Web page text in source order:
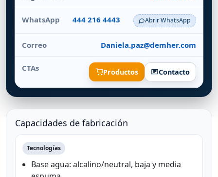
444 216 4443 Abrir WhatsApp
Daniela.paz@demher.com
Productos Contacto
Capacidades de fabricación
Tecnologías
Base agua: alcalino/neutral, baja y media